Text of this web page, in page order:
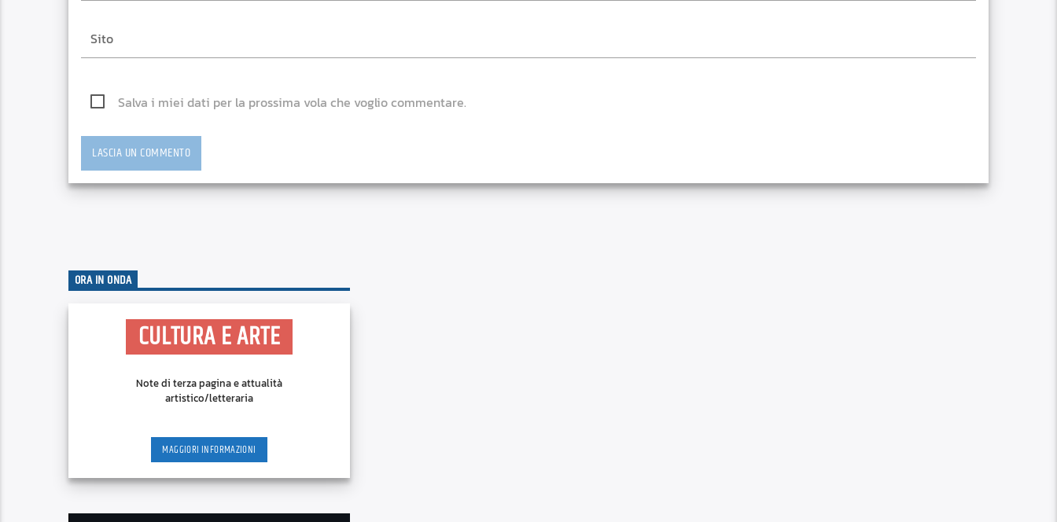
Salva i miei dati per la prossima vola che voglio commentare.
ORA IN ONDA
CULTURA E ARTE
Note di terza pagina e attualità
artistico/letteraria
MAGGIORI INFORMAZIONI